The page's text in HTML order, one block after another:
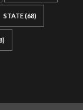
STATE(68)